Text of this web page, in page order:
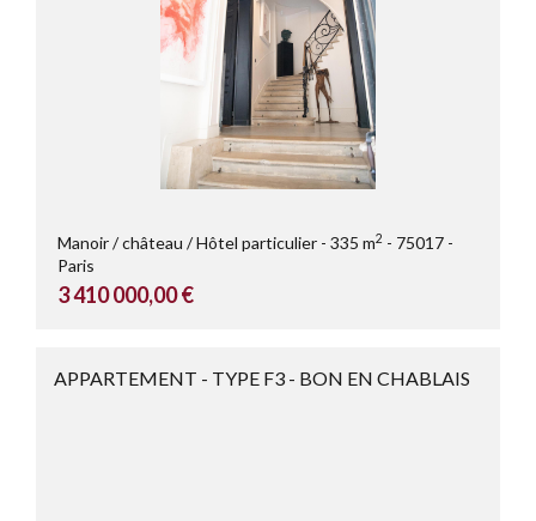
Manoir / château / Hôtel particulier 335 m2
75017
Paris
3 410 000,00 €
APPARTEMENT - TYPE F3 - BON EN CHABLAIS